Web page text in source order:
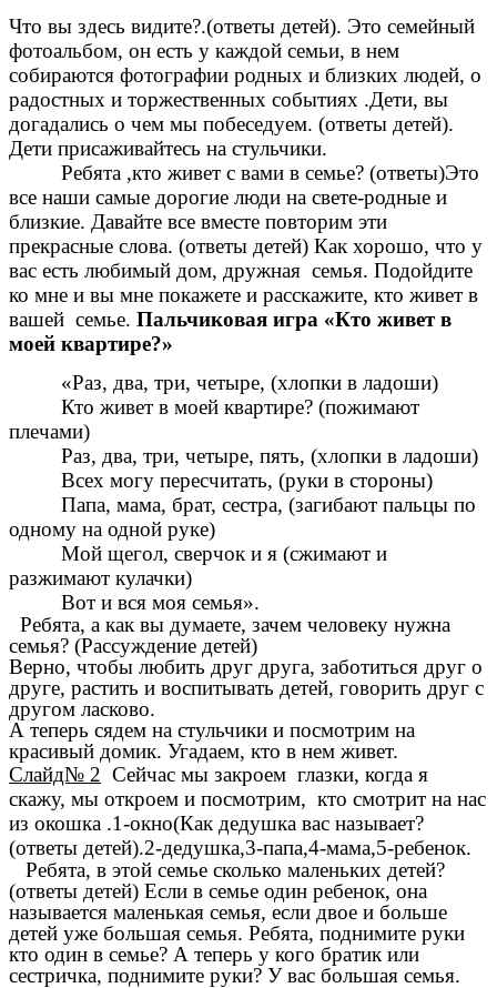
Что вы здесь видите?.(ответы детей). Это семейный
фотоальбом, он есть у каждой семьи, в нем
собираются фотографии родных и близких людей, о
радостных и торжественных событиях .Дети, вы
догадались о чем мы побеседуем. (ответы детей).
Дети присаживайтесь на стульчики.
Ребята ,кто живет с вами в семье? (ответы)Это
все наши самые дорогие люди на свете-родные и
близкие. Давайте все вместе повторим эти
прекрасные слова. (ответы детей) Как хорошо, что у
вас есть любимый дом, дружная семья. Подойдите
ко мне и вы мне покажете и расскажите, кто живет в
вашей семье. Пальчиковая игра «Кто живет в
моей квартире?»
«Раз, два, три, четыре, (хлопки в ладоши)
Кто живет в моей квартире? (пожимают
плечами)
Раз, два, три, четыре, пять, (хлопки в ладоши)
Всех могу пересчитать, (руки в стороны)
Папа, мама, брат, сестра, (загибают пальцы по
одному на одной руке)
Мой щегол, сверчок и я (сжимают и
разжимают кулачки)
Вот и вся моя семья».
Ребята, а как вы думаете, зачем человеку нужна
семья? (Рассуждение детей)
Верно, чтобы любить друг друга, заботиться друг о
друге, растить и воспитывать детей, говорить друг с
другом ласково.
А теперь сядем на стульчики и посмотрим на
красивый домик. Угадаем, кто в нем живет.
Слайд№ 2 Сейчас мы закроем глазки, когда я
скажу, мы откроем и посмотрим, кто смотрит на нас
из окошка .1-окно(Как дедушка вас называет?
(ответы детей).2-дедушка,3-папа,4-мама,5-ребенок.
Ребята, в этой семье сколько маленьких детей?
(ответы детей) Если в семье один ребенок, она
называется маленькая семья, если двое и больше
детей уже большая семья. Ребята, поднимите руки
кто один в семье? А теперь у кого братик или
сестричка, поднимите руки? У вас большая семья.